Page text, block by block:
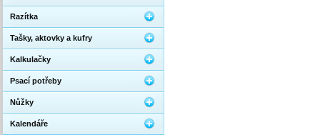
Razítka
Tašky, aktovky a kufry
Kalkulačky
Psací potřeby
Nůžky
Kalendáře